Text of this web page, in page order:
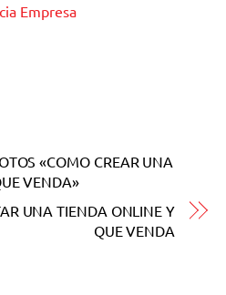
Empresa
«COMO CREAR UNA
VENDA»
UNA TIENDA ONLINE Y
QUE VENDA